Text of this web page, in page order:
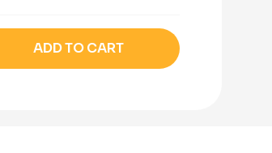
ADD TO CART